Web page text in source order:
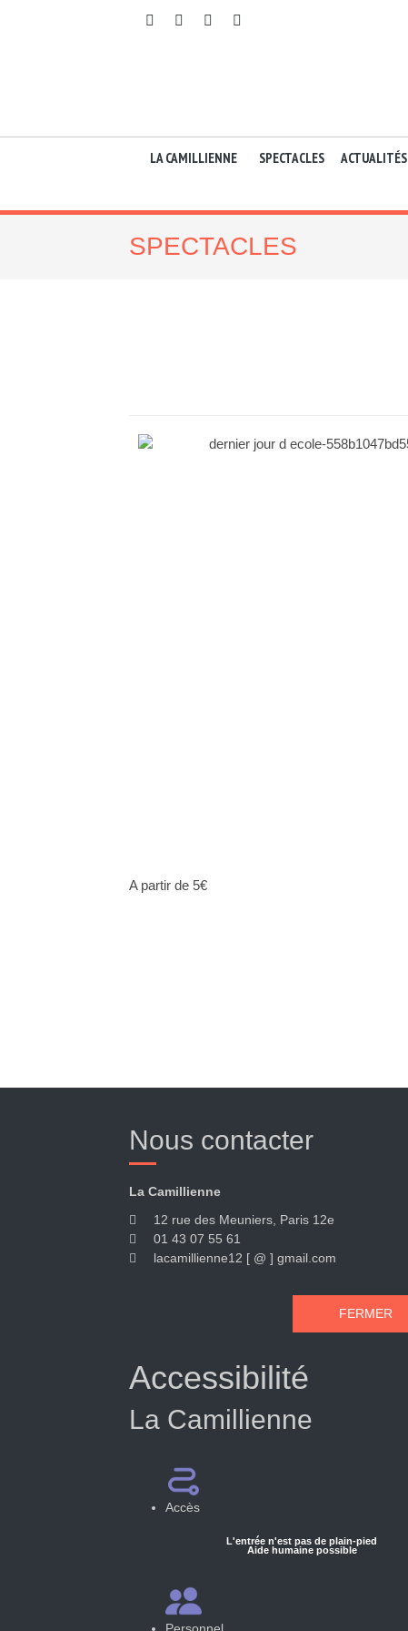
LA CAMILLIENNE SPECTACLES ACTUALITÉS
SPECTACLES
A partir de 5€
Nous contacter
La Camillienne
12 rue des Meuniers, Paris 12e
01 43 07 55 61
lacamillienne12 [ @ ] gmail.com
FERMER
Accessibilité
La Camillienne
Accès
L'entrée n'est pas de plain-pied
Aide humaine possible